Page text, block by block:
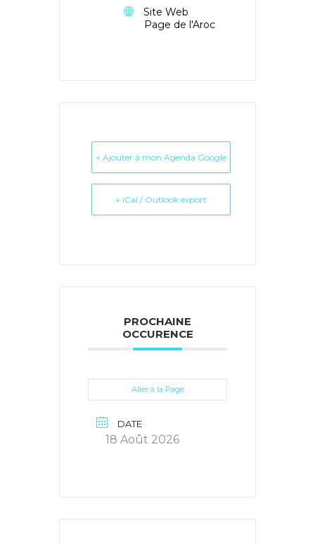
Site Web
Page de l'Aroc
+ Ajouter à mon Agenda Google
+ iCal / Outlook export
PROCHAINE
OCCURENCE
Aller à la Page
DATE
18 Août 2026